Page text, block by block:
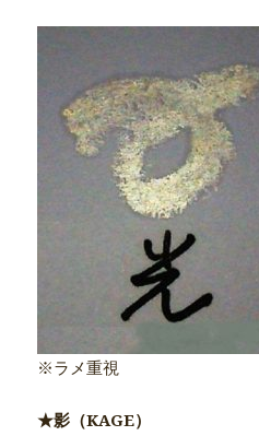
※ラメ重視
★影（KAGE）